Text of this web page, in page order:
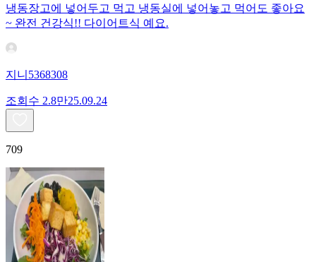
냉동장고에 넣어두고 먹고 냉동실에 넣어놓고 먹어도 좋아요
~ 완전 건강식!! 다이어트식 예요.
지니5368308
조회수 2.8만25.09.24
709